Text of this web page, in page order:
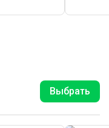
Выбрать